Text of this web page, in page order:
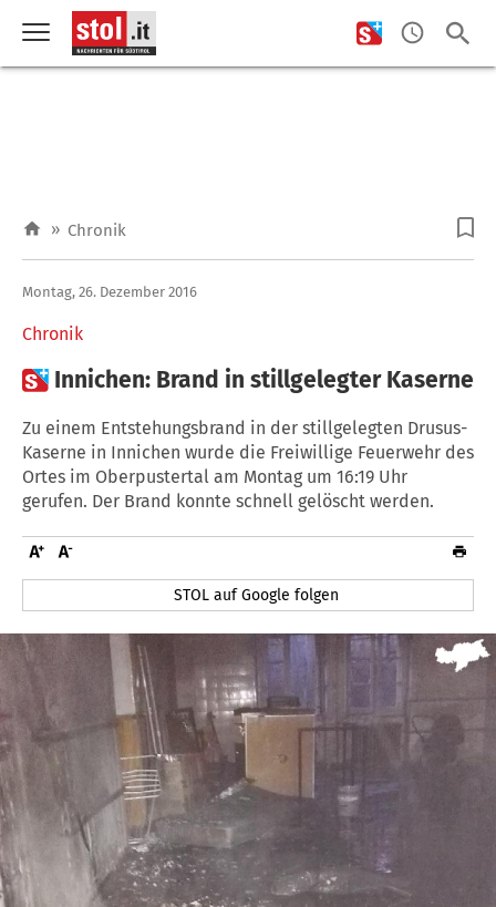
» Chronik
Chronik
Montag, 26. Dezember 2016
 Innichen: Brand in stillgelegter Kaserne
Zu einem Entstehungsbrand in der stillgelegten Drusus-
Kaserne in Innichen wurde die Freiwillige Feuerwehr des
Ortes im Oberpustertal am Montag um 16:19 Uhr
gerufen. Der Brand konnte schnell gelöscht werden.
STOL auf Google folgen